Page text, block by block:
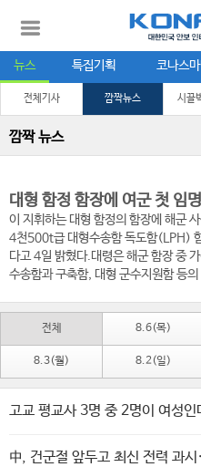
뉴스 특집기획 코나스
전체기사 깜짝뉴스 시끌
깜짝 뉴스
대형 함정 함장에 여군 첫 임
이 지휘하는 대형 함정의 함장에 해군
4천500t급 대형수송함 독도함(LPH)
다고 4일 밝혔다.대령은 해군 함장 중
수송함과 구축함, 대형 군수지원함 등
전체 8.6(목)
8.3(월) 8.2(일)
고교 평교사 3명 중 2명이 여성
中, 건군절 앞두고 최신 전력 과